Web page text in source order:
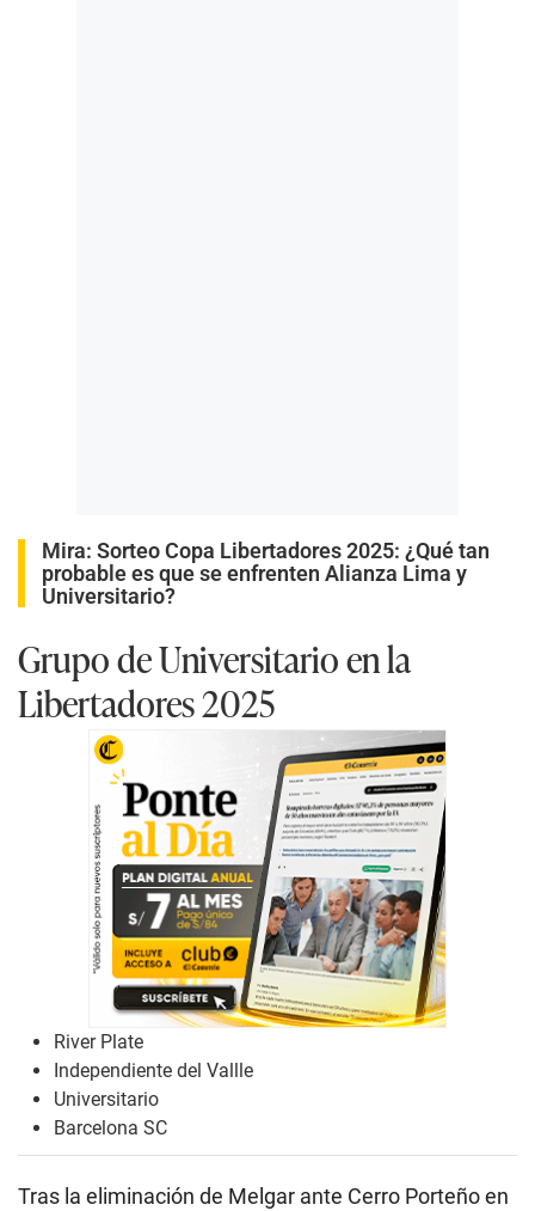
Mira: Sorteo Copa Libertadores 2025: ¿Qué tan
probable es que se enfrenten Alianza Lima y
Universitario?
Grupo de Universitario en la
Libertadores 2025
River Plate
Independiente del Vallle
Universitario
Barcelona SC
Tras la eliminación de Melgar ante Cerro Porteño en